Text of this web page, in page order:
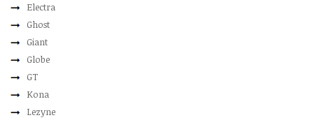
Electra
Ghost
Giant
Globe
GT
Kona
Lezyne